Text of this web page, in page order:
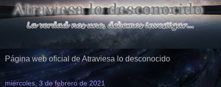
Página web oficial de Atraviesa lo desconocido
miércoles, 3 de febrero de 2021